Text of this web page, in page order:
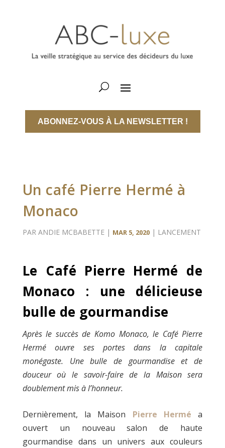
ABONNEZ-VOUS À LA NEWSLETTER !
Un café Pierre Hermé à
Monaco
PAR ANDIE MCBABETTE| MAR 5, 2020| LANCEMENT
Le Café Pierre Hermé de
Monaco : une délicieuse
bulle de gourmandise
Après le succès de Komo Monaco, le Café Pierre
Hermé ouvre ses portes dans la capitale
monégaste. Une bulle de gourmandise et de
douceur où le savoir-faire de la Maison sera
doublement mis à l’honneur.
Dernièrement, la Maison Pierre Hermé
a
ouvert un nouveau salon de haute
gourmandise dans un univers aux couleurs